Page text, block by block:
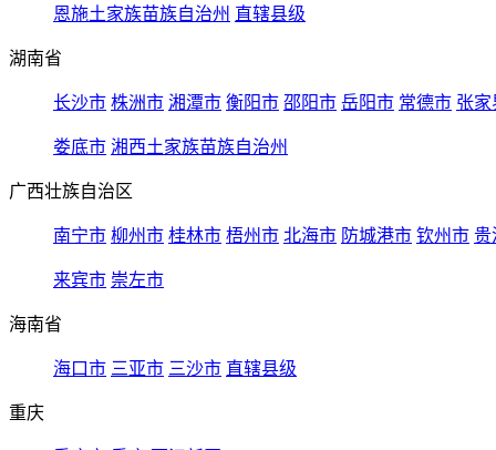
恩施土家族苗族自治州 直辖县级
湖南省
长沙市 株洲市 湘潭市 衡阳市 邵阳市 岳阳市 常德市 张家
娄底市 湘西土家族苗族自治州
广西壮族自治区
南宁市 柳州市 桂林市 梧州市 北海市 防城港市 钦州市 贵
来宾市 崇左市
海南省
海口市 三亚市 三沙市 直辖县级
重庆